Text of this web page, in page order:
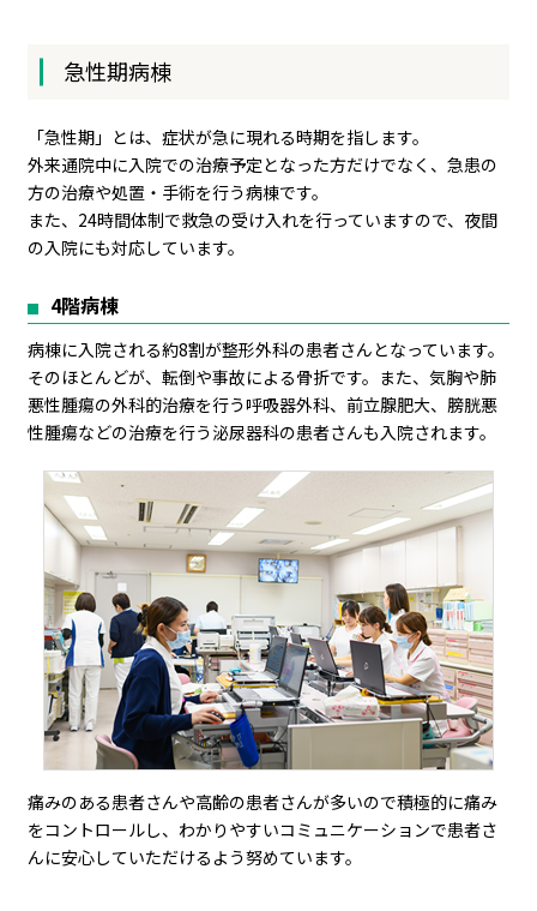
急性期病棟
「急性期」とは、症状が急に現れる時期を指します。
外来通院中に入院での治療予定となった方だけでなく、急患の
方の治療や処置・手術を行う病棟です。
また、24時間体制で救急の受け入れを行っていますので、夜間
の入院にも対応しています。
4階病棟
病棟に入院される約8割が整形外科の患者さんとなっています。
そのほとんどが、転倒や事故による骨折です。また、気胸や肺
悪性腫瘍の外科的治療を行う呼吸器外科、前立腺肥大、膀胱悪
性腫瘍などの治療を行う泌尿器科の患者さんも入院されます。
痛みのある患者さんや高齢の患者さんが多いので積極的に痛み
をコントロールし、わかりやすいコミュニケーションで患者さ
んに安心していただけるよう努めています。